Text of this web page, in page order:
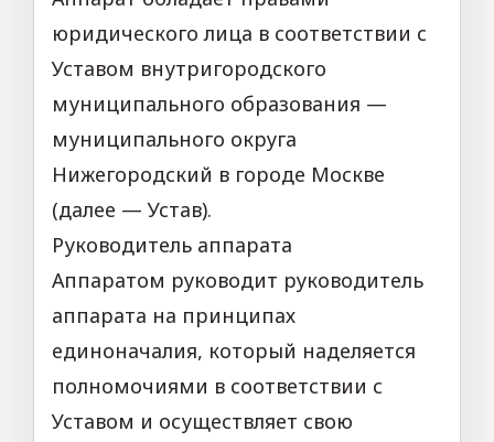
юридического лица в соответствии с
Уставом внутригородского
муниципального образования —
муниципального округа
Нижегородский в городе Москве
(далее — Устав).
Руководитель аппарата
Аппаратом руководит руководитель
аппарата на принципах
единоначалия, который наделяется
полномочиями в соответствии с
Уставом и осуществляет свою